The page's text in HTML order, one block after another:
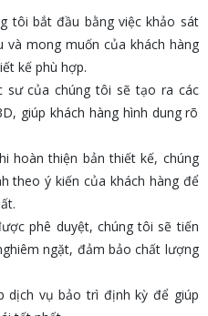
tôi bắt đầu bằng việc khảo sát
và mong muốn của khách hàng
kế phù hợp.
sư của chúng tôi sẽ tạo ra các
giúp khách hàng hình dung rõ
hoàn thiện bản thiết kế, chúng
theo ý kiến của khách hàng để
phê duyệt, chúng tôi sẽ tiến
ngặt, đảm bảo chất lượng
dịch vụ bảo trì định kỳ để giúp